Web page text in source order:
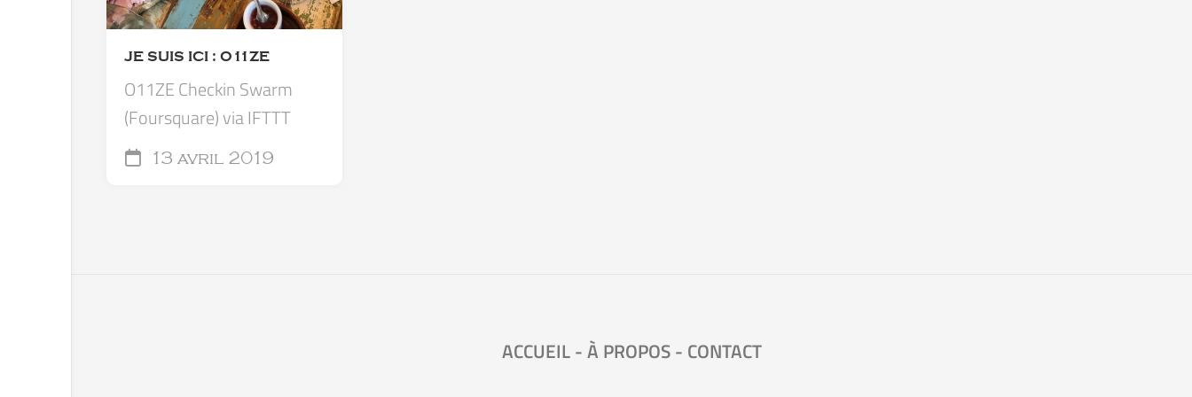
JE SUIS ICI : O11ZE
O11ZE Checkin Swarm
(Foursquare) via IFTTT
13 avril 2019
ACCUEIL-À PROPOS- CONTACT